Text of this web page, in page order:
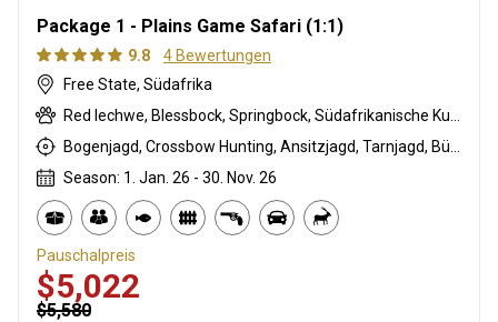
Package 1 - Plains Game Safari (1:1)
9.8
4 Bewertungen
Free State, Südafrika
Season: 1. Jan. 26 - 30. Nov. 26
Pauschalpreis
$5,022
$5,580